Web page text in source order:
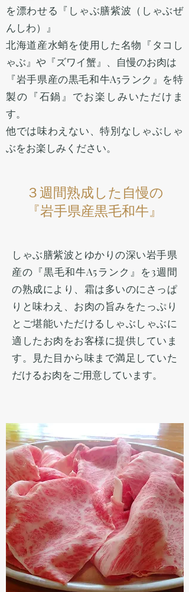
を漂わせる『しゃぶ膳紫波（しゃぶぜ
んしわ）』
北海道産水蛸を使用した名物『タコし
ゃぶ』や『ズワイ蟹』、自慢のお肉は
『岩手県産の黒毛和牛A5ランク』を特
製の『石鍋』でお楽しみいただけま
す。
他では味わえない、特別なしゃぶしゃ
ぶをお楽しみください。
３週間熟成した自慢の
『岩手県産黒毛和牛』
しゃぶ膳紫波とゆかりの深い岩手県
産の『黒毛和牛A5ランク』を3週間
の熟成により、霜は多いのにさっぱ
りと味わえ、お肉の旨みをたっぷり
とご堪能いただけるしゃぶしゃぶに
適したお肉をお客様に提供していま
す。見た目から味まで満足していた
だけるお肉をご用意しています。